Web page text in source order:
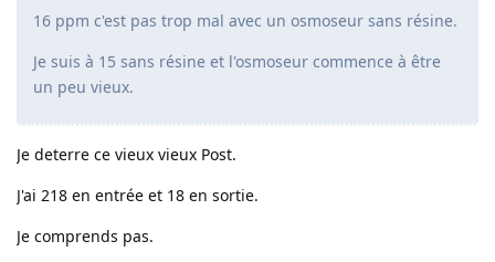
16 ppm c'est pas trop mal avec un osmoseur sans résine.
Je suis à 15 sans résine et l'osmoseur commence à être
un peu vieux.
Je deterre ce vieux vieux Post.
J'ai 218 en entrée et 18 en sortie.
Je comprends pas.